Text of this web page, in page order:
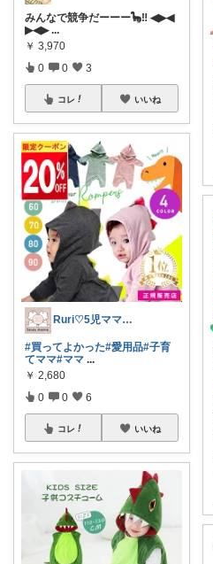
みんなで競争だーーー🦕‼️ ◀▶◀
▶◀▶ ...
￥ 3,970
0 0 3
コレ いいね
Ruri♡5児ママのリアルおうち育児🫧
#買ってよかった#愛用品#子育
てママ#ママ ...
￥ 2,680
0 0 6
コレ いいね